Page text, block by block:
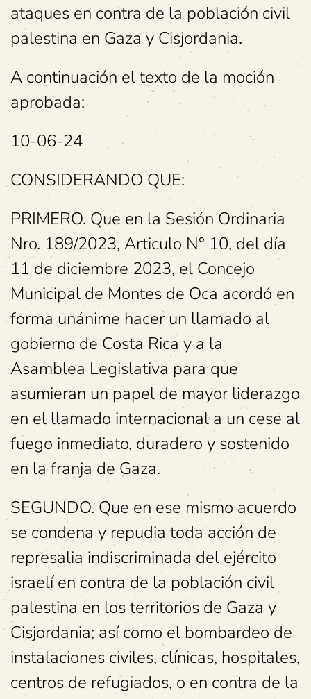
ataques en contra de la población civil
palestina en Gaza y Cisjordania.
A continuación el texto de la moción
aprobada:
10-06-24
CONSIDERANDO QUE:
PRIMERO. Que en la Sesión Ordinaria
Nro. 189/2023, Articulo N° 10, del día
11 de diciembre 2023, el Concejo
Municipal de Montes de Oca acordó en
forma unánime hacer un llamado al
gobierno de Costa Rica y a la
Asamblea Legislativa para que
asumieran un papel de mayor liderazgo
en el llamado internacional a un cese al
fuego inmediato, duradero y sostenido
en la franja de Gaza.
SEGUNDO. Que en ese mismo acuerdo
se condena y repudia toda acción de
represalia indiscriminada del ejército
israelí en contra de la población civil
palestina en los territorios de Gaza y
Cisjordania; así como el bombardeo de
instalaciones civiles, clínicas, hospitales,
centros de refugiados, o en contra de la